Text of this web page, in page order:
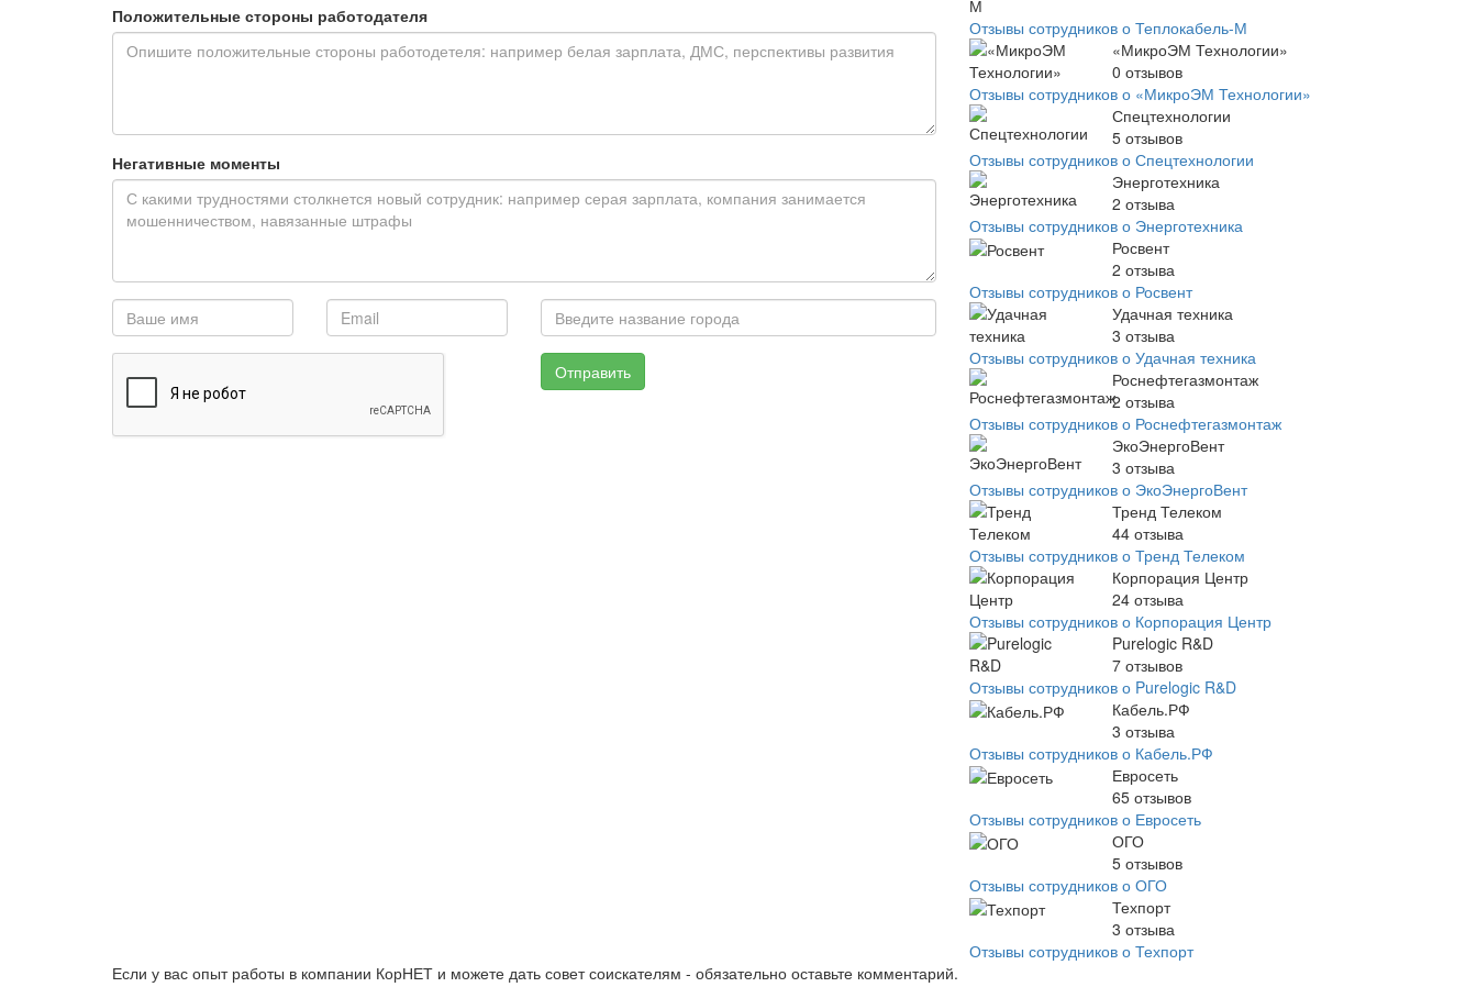
Положительные стороны работодателя
Негативные моменты
Отправить
Отзывы сотрудников о Теплокабель-М
«МикроЭМ Технологии»
0 отзывов
Отзывы сотрудников о «МикроЭМ Технологии»
Спецтехнологии
5 отзывов
Отзывы сотрудников о Спецтехнологии
Энерготехника
2 отзыва
Отзывы сотрудников о Энерготехника
Росвент
2 отзыва
Отзывы сотрудников о Росвент
Удачная техника
3 отзыва
Отзывы сотрудников о Удачная техника
Роснефтегазмонтаж
2 отзыва
Отзывы сотрудников о Роснефтегазмонтаж
ЭкоЭнергоВент
3 отзыва
Отзывы сотрудников о ЭкоЭнергоВент
Тренд Телеком
44 отзыва
Отзывы сотрудников о Тренд Телеком
Корпорация Центр
24 отзыва
Отзывы сотрудников о Корпорация Центр
Purelogic R&D
7 отзывов
Отзывы сотрудников о Purelogic R&D
Кабель.РФ
3 отзыва
Отзывы сотрудников о Кабель.РФ
Евросеть
65 отзывов
Отзывы сотрудников о Евросеть
ОГО
5 отзывов
Отзывы сотрудников о ОГО
Техпорт
3 отзыва
Отзывы сотрудников о Техпорт
Если у вас опыт работы в компании КорНЕТ и можете дать совет соискателям - обязательно оставьте комментарий.